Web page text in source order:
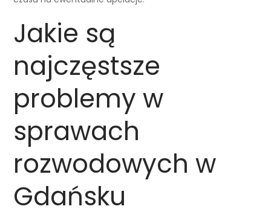
Jakie są
najczęstsze
problemy w
sprawach
rozwodowych w
Gdańsku